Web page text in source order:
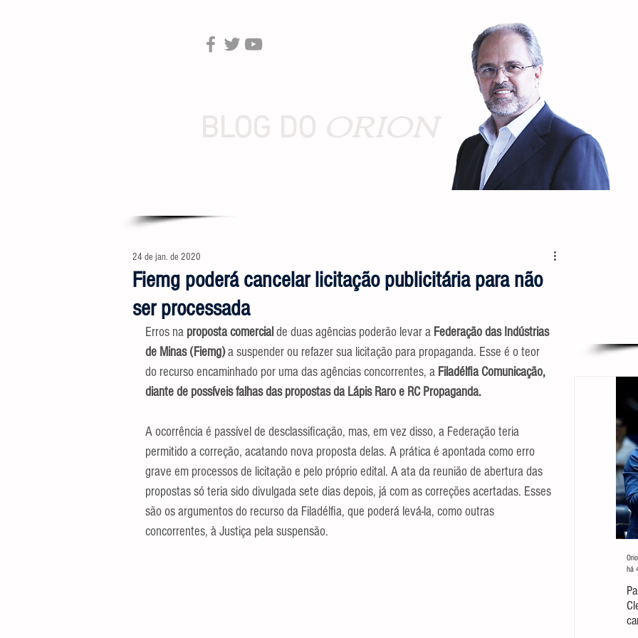
Fiemg poderá cancelar licitação publicitária para não
ser processada
24 de jan. de 2020
Erros na proposta comercial de duas agências poderão levar a Federação das Indústrias
de Minas (Fiemg) a suspender ou refazer sua licitação para propaganda. Esse é o teor
do recurso encaminhado por uma das agências concorrentes, a Filadélfia Comunicação,
diante de possíveis falhas das propostas da Lápis Raro e RC Propaganda.
A ocorrência é passível de desclassificação, mas, em vez disso, a Federação teria
permitido a correção, acatando nova proposta delas. A prática é apontada como erro
grave em processos de licitação e pelo próprio edital. A ata da reunião de abertura das
propostas só teria sido divulgada sete dias depois, já com as correções acertadas. Esses
são os argumentos do recurso da Filadélfia, que poderá levá-la, como outras
concorrentes, à Justiça pela suspensão.
há